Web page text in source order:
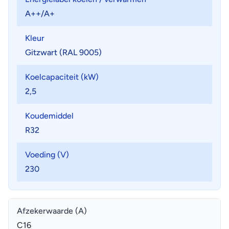
Ontwerp behuizing
• Geluidsarm
• Ruim bemeten condensor
A++/A+
Kleur
Gitzwart (RAL 9005)
Koelcapaciteit (kW)
2,5
Koudemiddel
R32
Voeding (V)
230
Afzekerwaarde (A)
C16